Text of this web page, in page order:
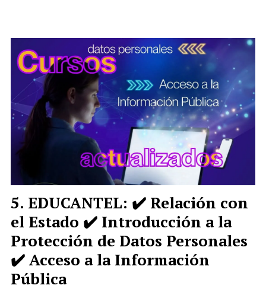
EDUCANTEL: ✔️ Relación con
el Estado ✔️ Introducción a la
Protección de Datos Personales
✔️ Acceso a la Información
Pública